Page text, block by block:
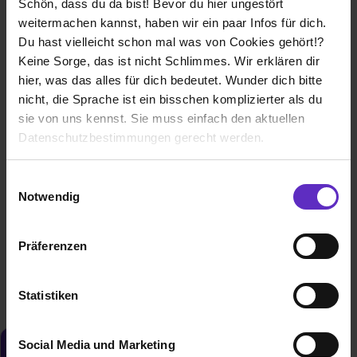
Schön, dass du da bist! Bevor du hier ungestört
weitermachen kannst, haben wir ein paar Infos für dich.
Du hast vielleicht schon mal was von Cookies gehört!?
Keine Sorge, das ist nicht Schlimmes. Wir erklären dir
hier, was das alles für dich bedeutet. Wunder dich bitte
nicht, die Sprache ist ein bisschen komplizierter als du
sie von uns kennst. Sie muss einfach den aktuellen
Datenschutzbestimmungen gerecht werden.
Benutzung der Webseite getroffenen Einstellungen zu
Webseite zu analysieren („Statistiken“), um
Informationen zu deiner Verwendung unserer Website an
Analysen weiterzugeben und um Inhalte und Anzeigen zu
Notwendig
Präferenzen
Statistiken
Social Media und Marketing
Ausbildung zum Beton- und Stahlbetonbauer
(m/w/d) 2026
beiEiffage Infra-West GmbH
45699 Herten + 1 weitere